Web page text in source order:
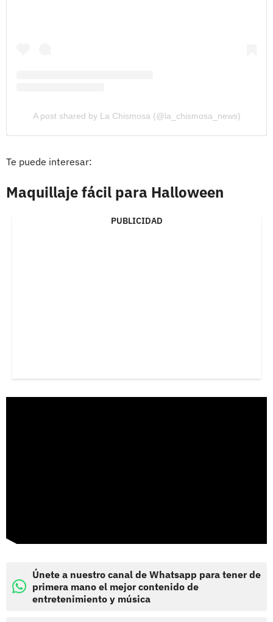
A post shared by La Chismosa (@la_chismosa_news)
Te puede interesar:
Maquillaje fácil para Halloween
PUBLICIDAD
Únete a nuestro canal de Whatsapp para tener de
primera mano el mejor contenido de
entretenimiento y música